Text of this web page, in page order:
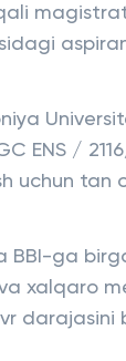
ENS /
uchun tan
BBI-ga
xalqaro
darajasini